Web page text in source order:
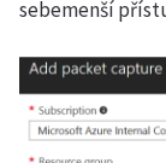
sebemenší